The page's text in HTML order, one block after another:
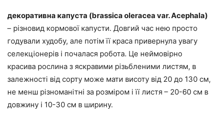
декоративна капуста (brassica oleracea var. Acephala)
– різновид кормової капусти. Довгий час нею просто
годували худобу, але потім її краса привернула увагу
селекціонерів і почалася робота. Це неймовірно
красива рослина з яскравими різьбленими листям, в
залежності від сорту може мати висоту від 20 до 130 см,
не менш різноманітні за розміром і її листя – 20-60 см в
довжину і 10-30 см в ширину.